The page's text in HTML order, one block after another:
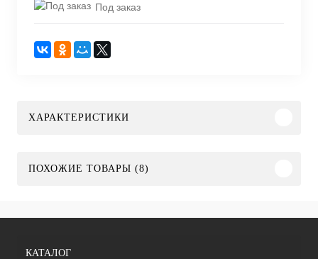
Под заказ
ХАРАКТЕРИСТИКИ
ПОХОЖИЕ ТОВАРЫ (8)
КАТАЛОГ